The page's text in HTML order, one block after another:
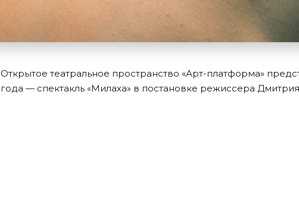
Открытое театральное пространство «Арт-платформа»
года — спектакль «Милаха» в постановке режиссера